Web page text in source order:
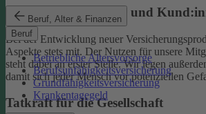
Beruf, Alter & Finanzen
Beruf
Betriebliche Altersvorsorge
Berufsunfähigkeitsversicherung
Grundfähigkeitsversicherung
Krankentagegeld
Begeisterte Mitglieder und
Bei der Entwicklung neuer
Aspekte stets mit. Der Nutzen für unsere
steht dabei an erster Stelle.Wir legen
damit sich jeder Mensch vor potenziellen
Tatkraft für die Gesellschaft